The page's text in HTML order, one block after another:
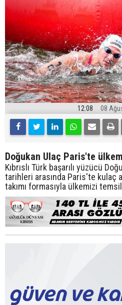
12:08 08
Doğukan Ulaç Paris'te
Kıbrıslı Türk başarılı yüzücü
tarihleri arasında Paris'te kulaç
takımı formasıyla ülkemizi